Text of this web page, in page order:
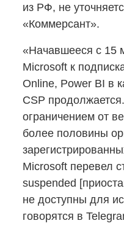
из РФ, не
«Коммерсант».
«Начавшееся с 15
Microsoft к
Online, Power BI в
CSP
ограничением от
более половины
Microsoft перевел
suspended
не доступны для
говорятся в